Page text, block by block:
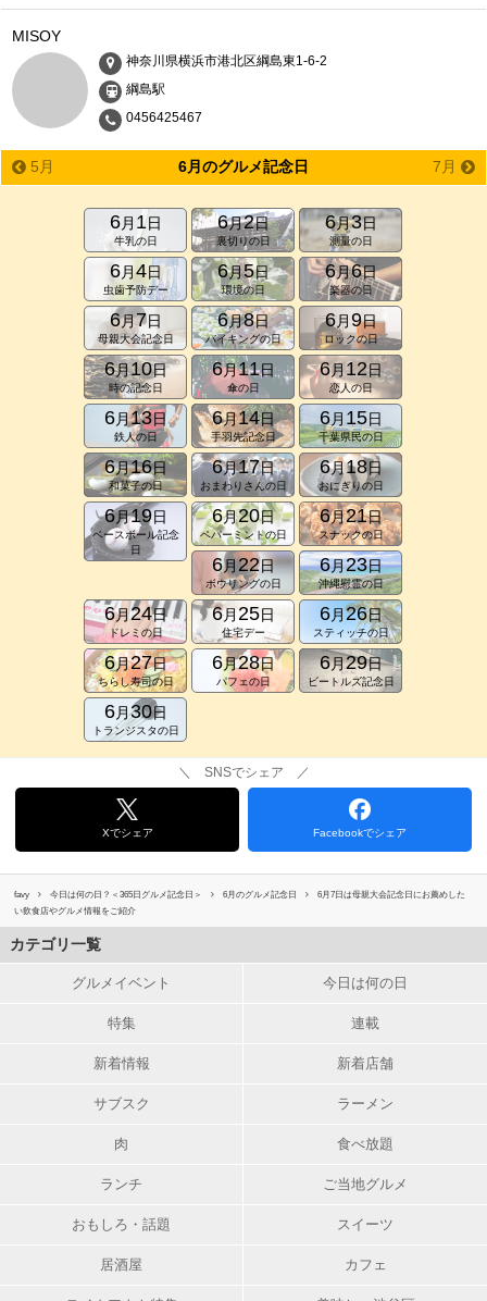
MISOY
神奈川県横浜市港北区綱島東1-6-2
綱島駅
0456425467
5月 6月のグルメ記念日 7月
6月 1日
牛乳の日
6月2日
裏切りの日
6月3日
測量の日
6月4日
虫歯予防デー
6月5日
環境の日
6月6日
楽器の日
6月7日
母親大会記念日
6月8日
バイキングの日
6月9日
ロックの日
6月10日
時の記念日
6月11日
傘の日
6月12日
恋人の日
6月13日
鉄人の日
6月14日
手羽先記念日
6月15日
千葉県民の日
6月16日
和菓子の日
6月17日
おまわりさんの日
6月18日
おにぎりの日
6月19日
ベースボール記念
日
6月20日
ペパーミントの日
6月21日
スナックの日
6月22日
ボウリングの日
6月23日
沖縄慰霊の日
6月24日
ドレミの日
6月25日
住宅デー
6月26日
スティッチの日
6月27日
ちらし寿司の日
6月28日
パフェの日
6月29日
ビートルズ記念日
6月30日
トランジスタの日
＼ SNSでシェア ／
Xでシェア Facebookでシェア
favy 今日は何の日？＜365日グルメ記念日＞ 6月のグルメ記念日
6月7日は母親大会記念日にお薦めした
い飲食店やグルメ情報をご紹介
カテゴリ一覧
グルメイベント 今日は何の日
特集 連載
新着情報 新着店舗
サブスク ラーメン
肉 食べ放題
ランチ ご当地グルメ
おもしろ・話題 スイーツ
居酒屋 カフェ